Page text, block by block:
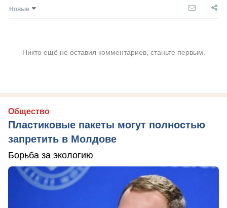
Новые
Никто ещё не оставил комментариев, станьте первым.
Общество
Пластиковые пакеты могут полностью
запретить в Молдове
Борьба за экологию